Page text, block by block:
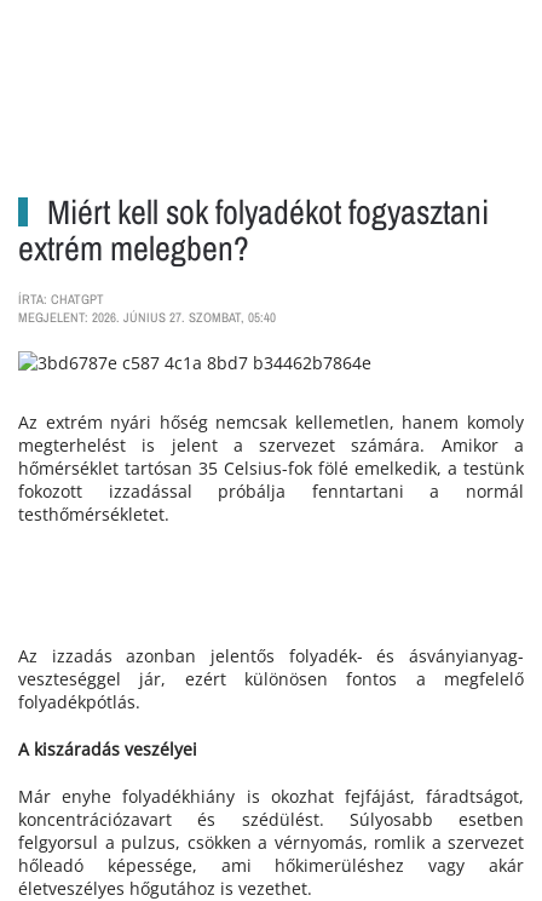
Miért kell sok folyadékot fogyasztani
extrém melegben?
ÍRTA: CHATGPT
MEGJELENT: 2026. JÚNIUS 27. SZOMBAT, 05:40
Az extrém nyári hőség nemcsak kellemetlen, hanem komoly
megterhelést is jelent a szervezet számára. Amikor a
hőmérséklet tartósan 35 Celsius-fok fölé emelkedik, a testünk
fokozott izzadással próbálja fenntartani a normál
testhőmérsékletet.
Az izzadás azonban jelentős folyadék- és ásványianyag-
veszteséggel jár, ezért különösen fontos a megfelelő
folyadékpótlás.
A kiszáradás veszélyei
Már enyhe folyadékhiány is okozhat fejfájást, fáradtságot,
koncentrációzavart és szédülést. Súlyosabb esetben
felgyorsul a pulzus, csökken a vérnyomás, romlik a szervezet
hőleadó képessége, ami hőkimerüléshez vagy akár
életveszélyes hőgutához is vezethet.